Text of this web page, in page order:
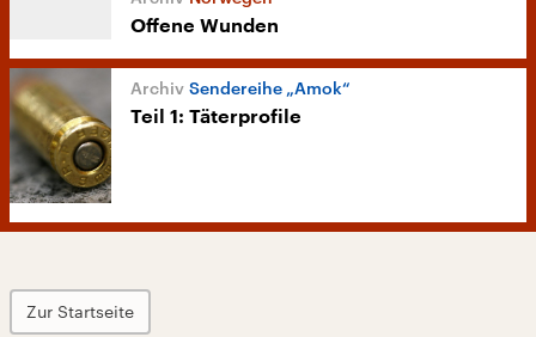
Offene Wunden
Sendereihe „Amok“
Teil 1: Täterprofile
Zur Startseite